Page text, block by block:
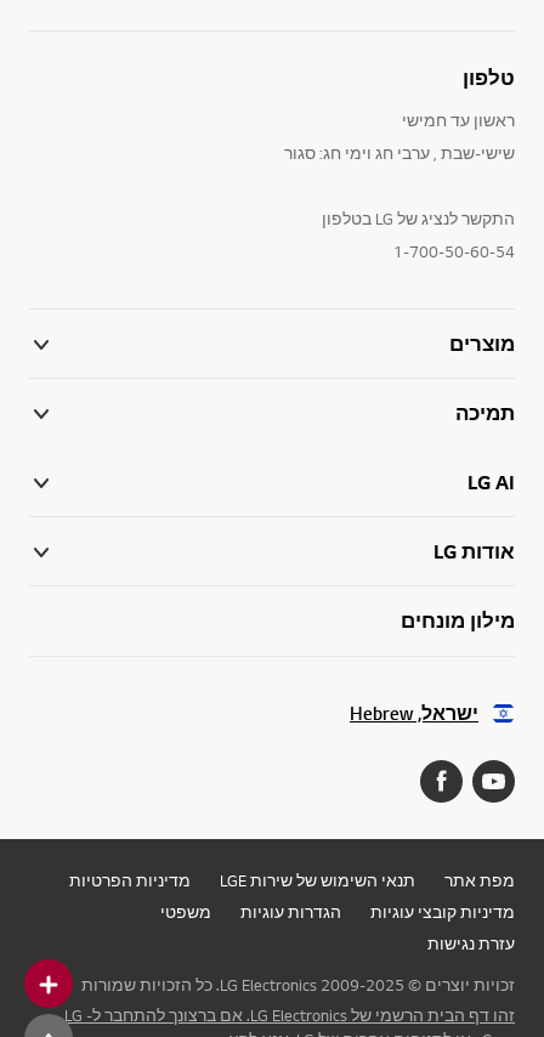
טלפון
ראשון עד חמישי
שישי-שבת , ערבי חג וימי חג: סגור
התקשר לנציג של LG בטלפון
1-700-50-60-54
מוצרים
תמיכה
LG AI
אודות LG
מילון מונחים
ישראל, Hebrew
מפת אתר תנאי השימוש של שירות LGE
מדיניות הפרטיות
מדיניות קובצי עוגיות
הגדרות עוגיות
משפטי
עזרת נגישות
זכויות יוצרים © 2009-2025 LG Electronics. כל הזכויות שמורות
זהו דף הבית הרשמי של LG Electronics. אם ברצונך להתחבר ל- LG